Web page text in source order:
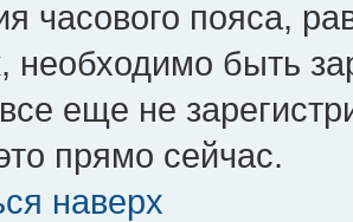
часового пояса,
необходимо быть
еще не
прямо сейчас.
наверх